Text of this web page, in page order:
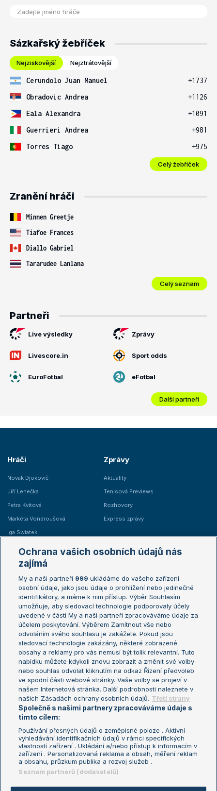
Sázkařský žebříček
Nejziskovější Nejztrátovější
Cerundolo Juan Manuel
+1737
Obradovic Andrea
+1126
Eala Alexandra
+1091
Guerrieri Andrea
+981
Torres Tiago
+975
Celý žebříček
Zranění hráči
Minnen Greetje
Tiafoe Frances
Diallo Gabriel
Tararudee Lanlana
Celý seznam
Partneři
Live výsledky Zprávy
Livescore.in Sport odds
EuroFotbal eFotbal
Další partneři
Hráči
Novak Djokovič
Jiří Lehečka
Petra Kvitová
Markéta Vondroušová
Iga Swiatek
Zprávy
Aktuality
Tenisová Previews
Rozhovory
Express zprávy
Žebříčky
Žebříček ATP (muži)
Žebříček WTA (ženy)
Sázkařský žebříček
Australian Open
French Open
Wimbledon
US Open
Turnaj mistrů
Turnaj mistryň
Aktualní trendy
Fotbalové přestupy
Livesport Daily
LS Prague Open
Podmínky užití
Nastavení soukromí
GDPR a žurnalistika
Reklama
Kontakt
Informace o zpracování osobních
údajů
Ochrana vašich osobních údajů nás
zajímá
My a naši partneři 999 ukládáme do vašeho zařízení
osobní údaje, jako jsou údaje o prohlížení nebo jedinečné
identifikátory, a máme k nim přístup. Výběr Souhlasím
umožňuje, aby sledovací technologie podporovaly účely
uvedené v části My a naši partneři zpracováváme údaje za
účelem poskytování. Výběrem Zamítnout vše nebo
odvoláním svého souhlasu je zakážete. Pokud jsou
sledovací technologie zakázány, některé zobrazené
obsahy a reklamy pro vás nemusí být tolik relevantní. Tuto
nabídku můžete kdykoli znovu zobrazit a změnit své volby
nebo souhlas odvolat kliknutím na odkaz Řízení předvoleb
ve spodní části webové stránky. Vaše volby se projeví v
našem Internetová stránka. Další podrobnosti naleznete v
našich Zásadách ochrany osobních údajů. Třetí strany
Společně s našimi partnery zpracováváme údaje s
tímto cílem:
Používání přesných údajů o zeměpisné poloze . Aktivní
vyhledávání identifikačních údajů v rámci specifických
vlastností zařízení . Ukládání a/nebo přístup k informacím v
zařízení . Personalizovaná reklama a obsah, měření reklam
a obsahu, průzkum publika a rozvoj služeb .
Seznam partnerů (dodavatelů)